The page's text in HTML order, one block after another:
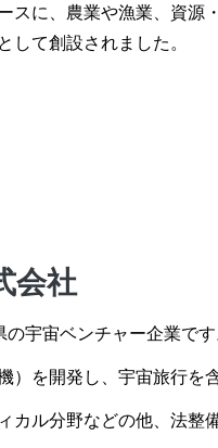
スに、農業や漁業、資
して創設されました。
会社
宇宙ベンチャー企業です
を開発し、宇宙旅行を
ル分野などの他、法整